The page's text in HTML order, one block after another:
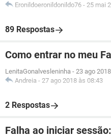
Eronildoeronildonildo76 - 25 mai
89 Respostas
Como entrar no meu
LenitaGonalvesleninha - 23 ago
Andreia - 27 ago 2018 às 08:43
2 Respostas
Falha ao iniciar